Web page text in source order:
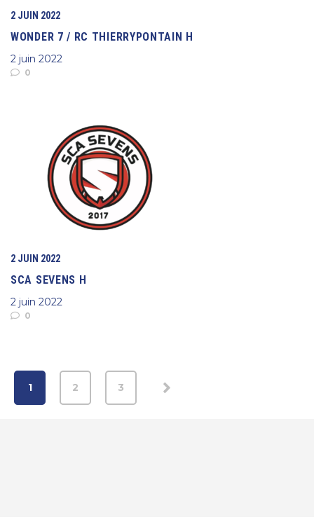
2 JUIN 2022
WONDER 7 / RC THIERRYPONTAIN H
2 juin 2022
0
2 JUIN 2022
SCA SEVENS H
2 juin 2022
0
1 2 3